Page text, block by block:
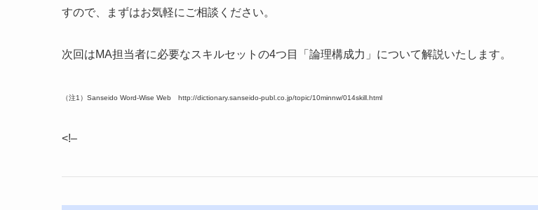
すので、まずはお気軽にご相談ください。
次回はMA担当者に必要なスキルセットの4つ目「論理構成力」について解説いたします。
（注1）Sanseido Word-Wise Web http://dictionary.sanseido-publ.co.jp/topic/10minnw/014skill.html
<!–